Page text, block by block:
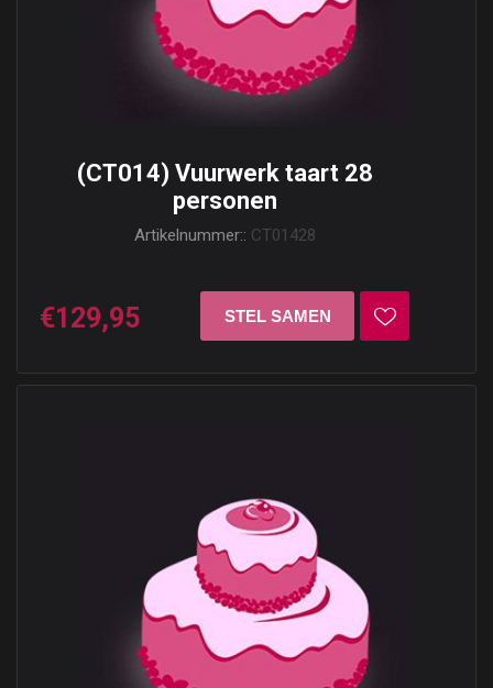
(CT014) Vuurwerk taart 28
personen
Artikelnummer:: CT01428
€129,95